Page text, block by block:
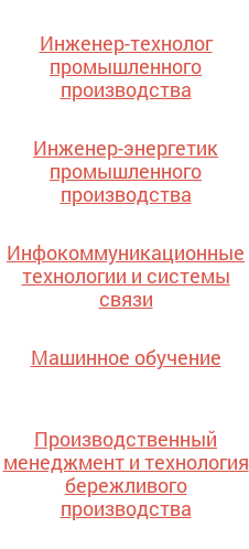
Инженер-технолог
промышленного
производства
Инженер-энергетик
промышленного
производства
Инфокоммуникационные
технологии и системы
связи
Машинное обучение
Производственный
менеджмент и технология
бережливого
производства